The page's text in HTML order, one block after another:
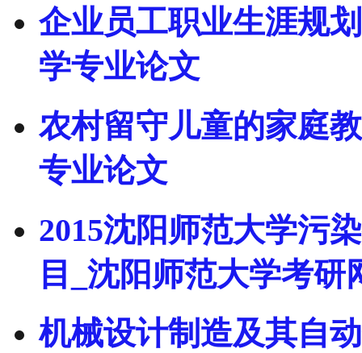
企业员工职业生涯规
学专业论文
农村留守儿童的家庭
专业论文
2015沈阳师范大学污
目_沈阳师范大学考研
机械设计制造及其自